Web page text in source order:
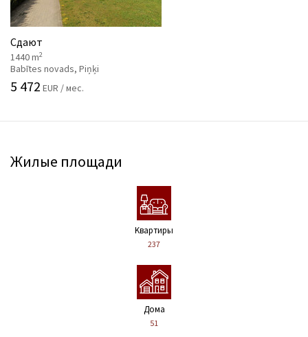
Сдают
1440 m2
Babītes novads, Piņķi
5 472 EUR / мес.
Жилые площади
Kвартиры
237
Дома
51